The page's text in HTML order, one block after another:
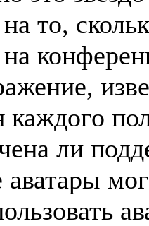
то,
каждого
ли
аватары